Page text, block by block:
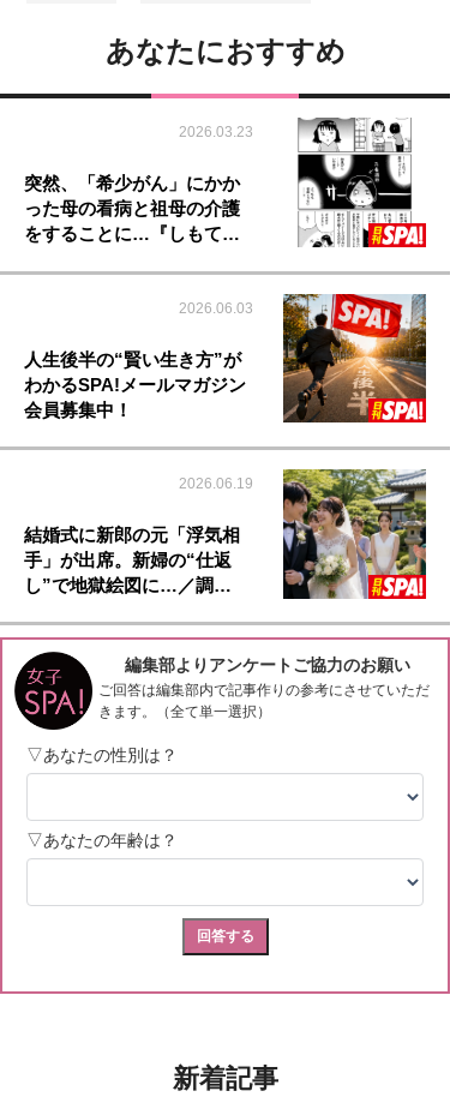
あなたにおすすめ
2026.03.23
突然、「希少がん」にかか
った母の看病と祖母の介護
をすることに…『しもて…
2026.06.03
人生後半の“賢い生き方”が
わかるSPA!メールマガジン
会員募集中！
2026.06.19
結婚式に新郎の元「浮気相
手」が出席。新婦の“仕返
し”で地獄絵図に…／調…
新着記事